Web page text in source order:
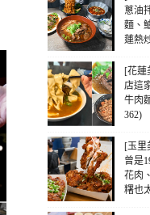
蔥油
麵、
蓮熱
[花蓮
店這
牛肉
362)
[玉里
曾是
花肉
糬也